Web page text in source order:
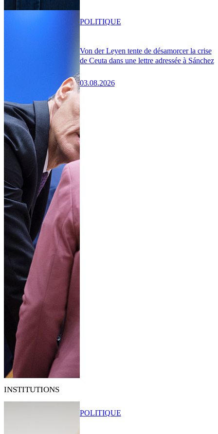
Von der Leyen tente de désamorcer la crise
de Ceuta dans une lettre adressée à Sánchez
03.08.2026
POLITIQUE
INSTITUTIONS
POLITIQUE